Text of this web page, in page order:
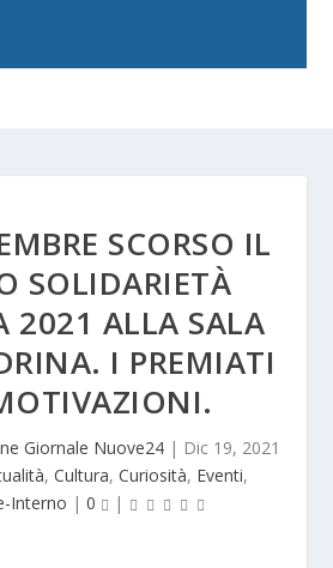
SCORSO IL
SOLIDARIETÀ
2021 ALLA SALA
I PREMIATI
Giornale Nuove24| Dic 19, 2021
, Cultura, Curiosità, Eventi,
Interno | 0 |